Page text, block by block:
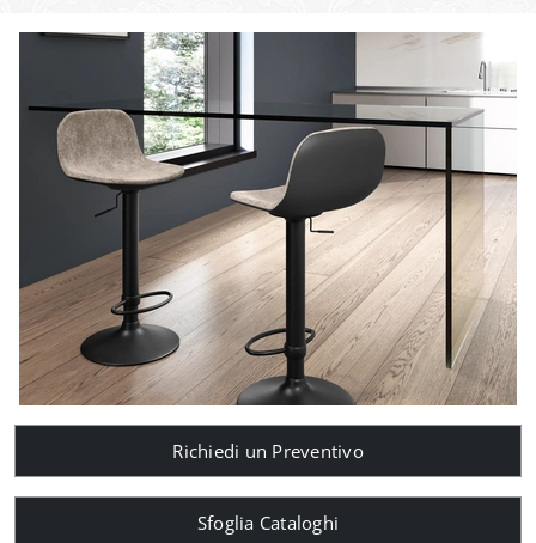
Richiedi un Preventivo
Sfoglia Cataloghi